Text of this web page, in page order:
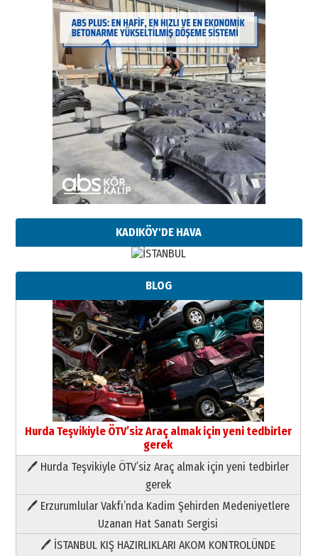
KADIKÖY'DE HAVA
BLOG
Hurda Teşvikiyle ÖTV’siz Araç almak için yeni tedbirler
gerek
🖊 Hurda Teşvikiyle ÖTV’siz Araç almak için yeni tedbirler
gerek
🖊 Erzurumlular Vakfı’nda Kadim Şehirden Medeniyetlere
Uzanan Hat Sanatı Sergisi
🖊 İSTANBUL KIŞ HAZIRLIKLARI AKOM KONTROLÜNDE
Paranın Aile Kültüründeki Yeri
03 Ağustos 2026 Pazartesi
Yıldırım Gündoğdu